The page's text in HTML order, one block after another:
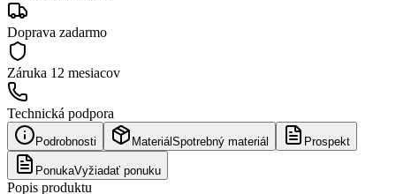
Doprava zadarmo
Záruka 12 mesiacov
Technická podpora
Podrobnosti Materiál Spotrebný materiál Prospekt
PonukaVyžiadať ponuku
Popis produktu